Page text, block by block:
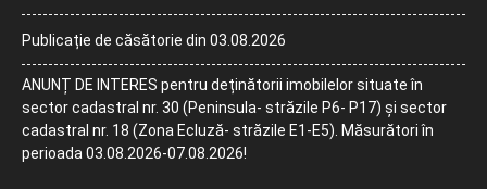
Publicație de căsătorie din 03.08.2026
ANUNȚ DE INTERES pentru deținătorii imobilelor situate în
sector cadastral nr. 30 (Peninsula- străzile P6- P17) și sector
cadastral nr. 18 (Zona Ecluză- străzile E1-E5). Măsurători în
perioada 03.08.2026-07.08.2026!